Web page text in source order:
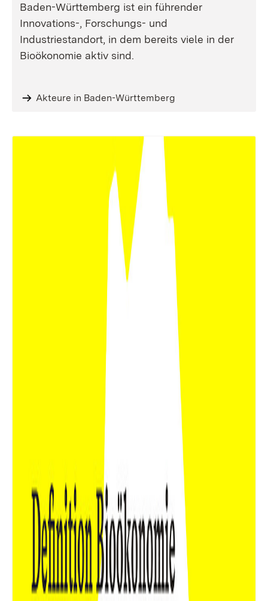
Baden-Württemberg ist ein führender
Innovations-, Forschungs- und
Industriestandort, in dem bereits viele in der
Bioökonomie aktiv sind.
Akteure in Baden-Württemberg